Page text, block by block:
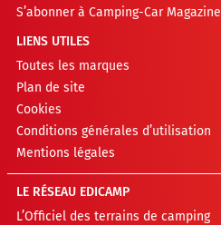
S’abonner à Camping-Car Magazine
LIENS UTILES
Toutes les marques
Plan de site
Cookies
Conditions générales d’utilisation
Mentions légales
LE RÉSEAU EDICAMP
L’Officiel des terrains de camping